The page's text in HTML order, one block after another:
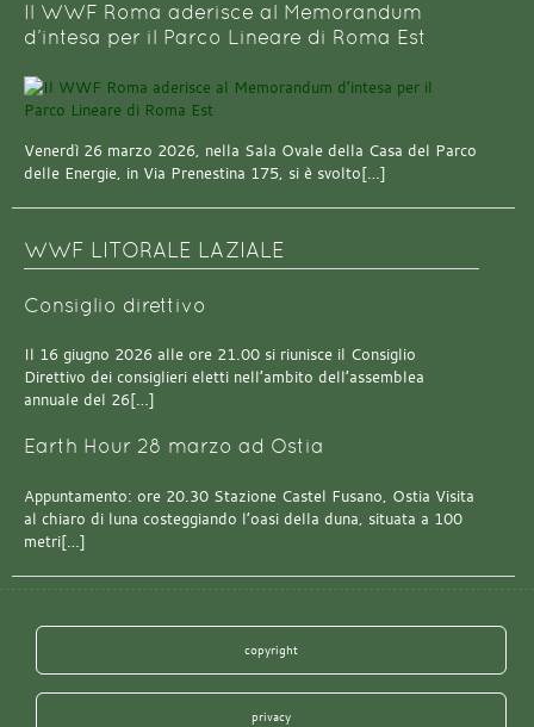
Il WWF Roma aderisce al Memorandum
d’intesa per il Parco Lineare di Roma Est
Venerdì 26 marzo 2026, nella Sala Ovale della Casa del Parco
delle Energie, in Via Prenestina 175, si è svolto[…]
WWF LITORALE LAZIALE
Consiglio direttivo
Il 16 giugno 2026 alle ore 21.00 si riunisce il Consiglio
Direttivo dei consiglieri eletti nell’ambito dell’assemblea
annuale del 26[…]
Earth Hour 28 marzo ad Ostia
Appuntamento: ore 20.30 Stazione Castel Fusano, Ostia Visita
al chiaro di luna costeggiando l’oasi della duna, situata a 100
metri[…]
copyright
privacy